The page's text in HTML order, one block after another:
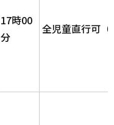
17時00
分
全児童直行可（